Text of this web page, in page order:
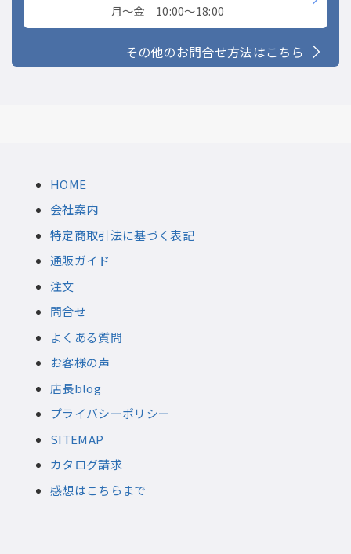
月〜金 10:00〜18:00
その他のお問合せ方法はこちら
HOME
会社案内
特定商取引法に基づく表記
通販ガイド
注文
問合せ
よくある質問
お客様の声
店長blog
プライバシーポリシー
SITEMAP
カタログ請求
感想はこちらまで